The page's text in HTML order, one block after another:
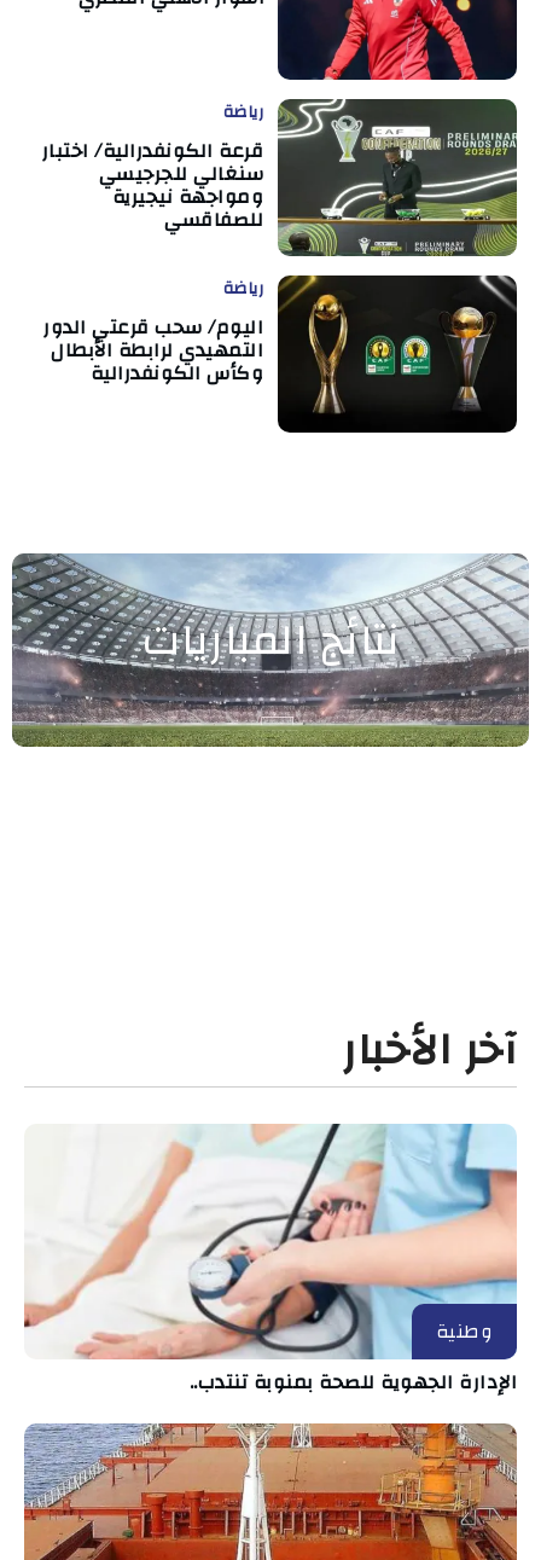
رياضة
قرعة الكونفدرالية/ اختبار
سنغالي للجرجيسي
ومواجهة نيجيرية
للصفاقسي
رياضة
اليوم/ سحب قرعتي الدور
التمهيدي لرابطة الأبطال
وكأس الكونفدرالية
نتائج المباريات
آخر الأخبار
وطنية
الإدارة الجهوية للصحة بمنوبة تنتدب..